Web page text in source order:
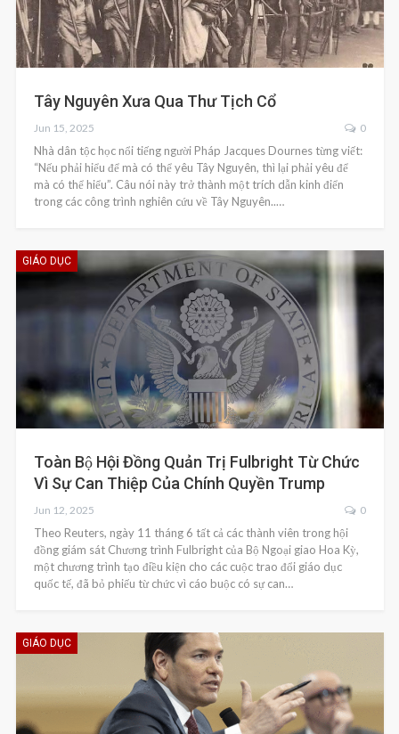
Tây Nguyên Xưa Qua Thư Tịch Cổ
Jun 15, 2025 0
Nhà dân tộc học nổi tiếng người Pháp Jacques Dournes từng viết:
“Nếu phải hiểu để mà có thể yêu Tây Nguyên, thì lại phải yêu để
mà có thể hiểu”. Câu nói này trở thành một trích dẫn kinh điển
trong các công trình nghiên cứu về Tây Nguyên..…
GIÁO DỤC
Toàn Bộ Hội Đồng Quản Trị Fulbright Từ Chức
Vì Sự Can Thiệp Của Chính Quyền Trump
Jun 12, 2025 0
Theo Reuters, ngày 11 tháng 6 tất cả các thành viên trong hội
đồng giám sát Chương trình Fulbright của Bộ Ngoại giao Hoa Kỳ,
một chương trình tạo điều kiện cho các cuộc trao đổi giáo dục
quốc tế, đã bỏ phiếu từ chức vì cáo buộc có sự can…
GIÁO DỤC